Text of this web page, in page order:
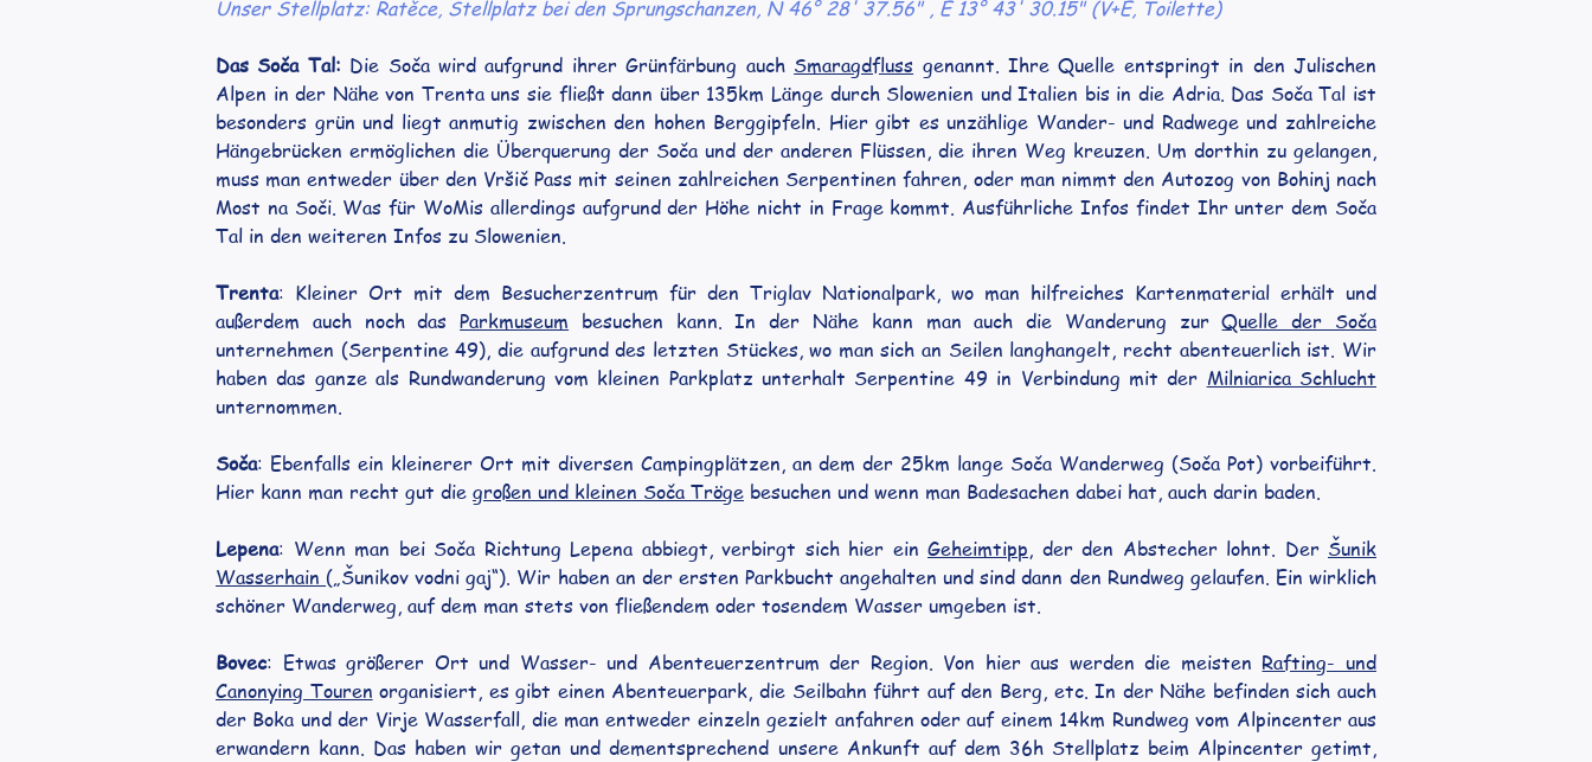
Unser Stellplatz: Ratěce, Stellplatz bei den Sprungschanzen, N 46° 28' 37.56" , E 13° 43' 30.15" (V+E, Toilette)
Das Soča Tal: Die Soča wird aufgrund ihrer Grünfärbung auch Smaragdfluss genannt. Ihre Quelle entspringt in den Julischen
Alpen in der Nähe von Trenta uns sie fließt dann über 135km Länge durch Slowenien und Italien bis in die Adria. Das Soča Tal ist
besonders grün und liegt anmutig zwischen den hohen Berggipfeln. Hier gibt es unzählige Wander- und Radwege und zahlreiche
Hängebrücken ermöglichen die Überquerung der Soča und der anderen Flüssen, die ihren Weg kreuzen. Um dorthin zu gelangen,
muss man entweder über den Vršič Pass mit seinen zahlreichen Serpentinen fahren, oder man nimmt den Autozog von Bohinj nach
Most na Soči. Was für WoMis allerdings aufgrund der Höhe nicht in Frage kommt. Ausführliche Infos findet Ihr unter dem Soča
Tal in den weiteren Infos zu Slowenien.
Trenta: Kleiner Ort mit dem Besucherzentrum für den Triglav Nationalpark, wo man hilfreiches Kartenmaterial erhält und
außerdem auch noch das Parkmuseum besuchen kann. In der Nähe kann man auch die Wanderung zur Quelle der Soča
unternehmen (Serpentine 49), die aufgrund des letzten Stückes, wo man sich an Seilen langhangelt, recht abenteuerlich ist. Wir
haben das ganze als Rundwanderung vom kleinen Parkplatz unterhalt Serpentine 49 in Verbindung mit der Milniarica Schlucht
unternommen.
Soča: Ebenfalls ein kleinerer Ort mit diversen Campingplätzen, an dem der 25km lange Soča Wanderweg (Soča Pot) vorbeiführt.
Hier kann man recht gut die großen und kleinen Soča Tröge besuchen und wenn man Badesachen dabei hat, auch darin baden.
Lepena: Wenn man bei Soča Richtung Lepena abbiegt, verbirgt sich hier ein Geheimtipp, der den Abstecher lohnt. Der Šunik
Wasserhain („Šunikov vodni gaj“). Wir haben an der ersten Parkbucht angehalten und sind dann den Rundweg gelaufen. Ein wirklich
schöner Wanderweg, auf dem man stets von fließendem oder tosendem Wasser umgeben ist.
Bovec: Etwas größerer Ort und Wasser- und Abenteuerzentrum der Region. Von hier aus werden die meisten Rafting- und
Canonying Touren organisiert, es gibt einen Abenteuerpark, die Seilbahn führt auf den Berg, etc. In der Nähe befinden sich auch
der Boka und der Virje Wasserfall, die man entweder einzeln gezielt anfahren oder auf einem 14km Rundweg vom Alpincenter aus
erwandern kann. Das haben wir getan und dementsprechend unsere Ankunft auf dem 36h Stellplatz beim Alpincenter getimt,